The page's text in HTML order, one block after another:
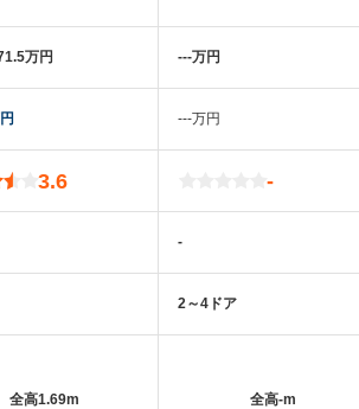
万円
3.6
全高1.69m
‐‐‐万円
‐‐‐万円
-
-
2～4ドア
全高-m